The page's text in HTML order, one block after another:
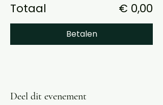
Totaal € 0,00
Betalen
Deel dit evenement